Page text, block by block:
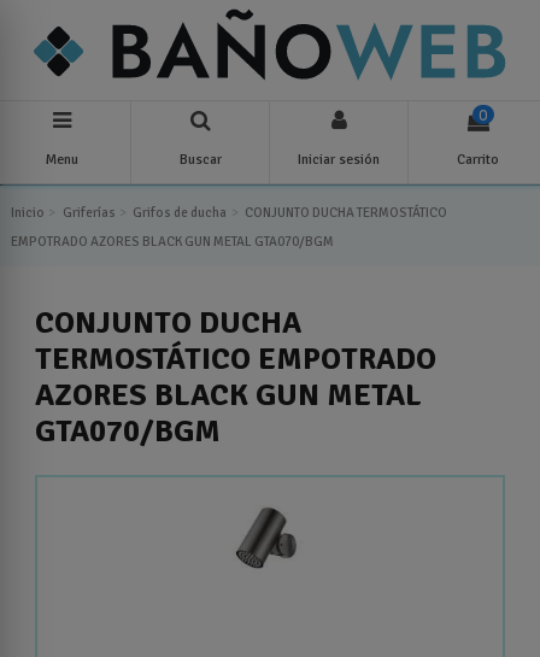
Menu Buscar Iniciar sesión
0
Carrito
Inicio Griferías Grifos de ducha
CONJUNTO DUCHA TERMOSTÁTICO
EMPOTRADO AZORES BLACK GUN METAL GTA070/BGM
CONJUNTO DUCHA
TERMOSTÁTICO EMPOTRADO
AZORES BLACK GUN METAL
GTA070/BGM